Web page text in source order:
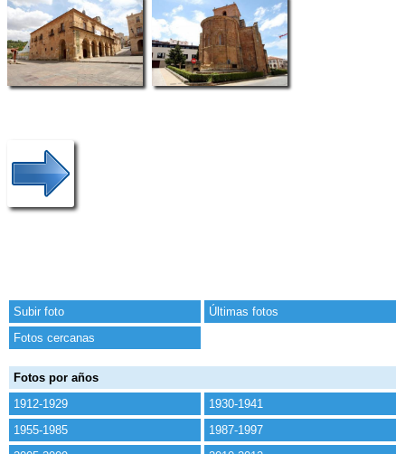
Subir foto
Últimas fotos
Fotos cercanas
Fotos por años
1912-1929
1930-1941
1955-1985
1987-1997